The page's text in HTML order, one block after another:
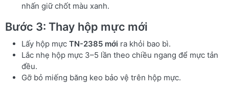
nhấn giữ chốt màu xanh.
Bước 3: Thay hộp mực mới
Lấy hộp mực TN-2385 mới ra khỏi bao bì.
Lắc nhẹ hộp mực 3–5 lần theo chiều ngang để mực tản
đều.
Gỡ bỏ miếng băng keo bảo vệ trên hộp mực.